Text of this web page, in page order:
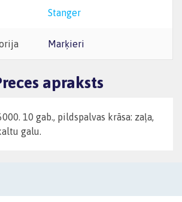
Stanger
Marķieri
apraksts
10 gab., pildspalvas krāsa: zaļa,
galu.